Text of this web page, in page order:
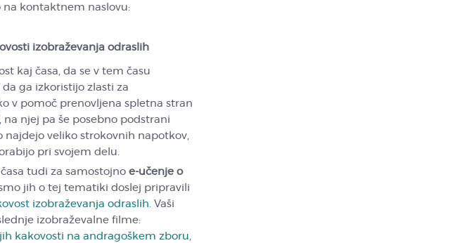
na kontaktnem naslovu:
izobraževanja odraslih
kaj časa, da se v tem času
ga izkoristijo zlasti za
v pomoč prenovljena spletna stran
, na njej pa še posebno podstrani
najdejo veliko strokovnih napotkov,
pri svojem delu.
tudi za samostojno e-učenje o
jih o tej tematiki doslej pripravili
izobraževanja odraslih. Vaši
izobraževalne filme:
kakovosti na andragoškem zboru,